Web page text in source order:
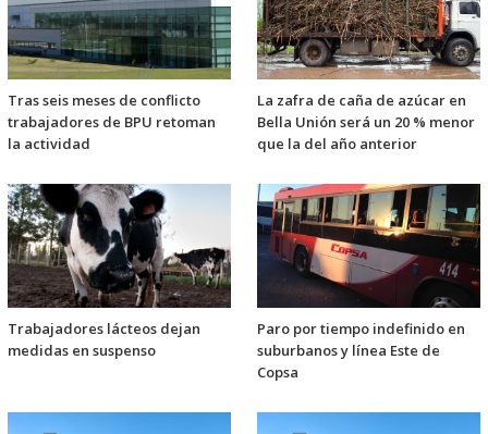
Tras seis meses de conflicto
trabajadores de BPU retoman
la actividad
La zafra de caña de azúcar en
Bella Unión será un 20 % menor
que la del año anterior
Trabajadores lácteos dejan
medidas en suspenso
Paro por tiempo indefinido en
suburbanos y línea Este de
Copsa